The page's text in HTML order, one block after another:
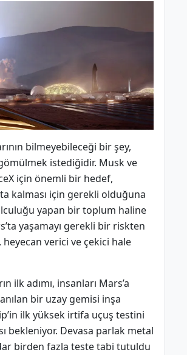
bilmeyebileceği bir şey,
gömülmek istediğidir. Musk ve
için önemli bir hedef,
kalması için gerekli olduğuna
yapan bir toplum haline
yaşamayı gerekli bir riskten
verici ve çekici hale
ilk adımı, insanları Mars’a
bir uzay gemisi inşa
ilk yüksek irtifa uçuş testini
bekleniyor. Devasa parlak metal
birden fazla teste tabi tutuldu